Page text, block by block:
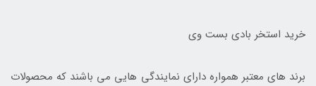
خرید استخر بادی بست وی
برند های معتبر همواره دارای نمایندگی هایی می باشند که محصولات